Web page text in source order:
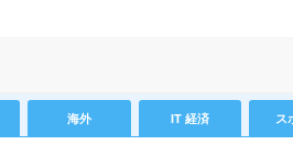
海外 IT 経済 ス